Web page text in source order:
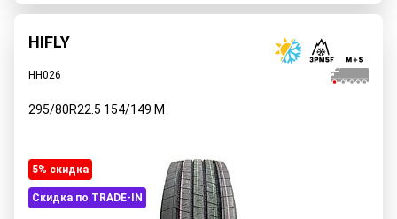
HIFLY
HH026
295/80R22.5 154/149 M
5% cкидка
Скидка по TRADE-IN